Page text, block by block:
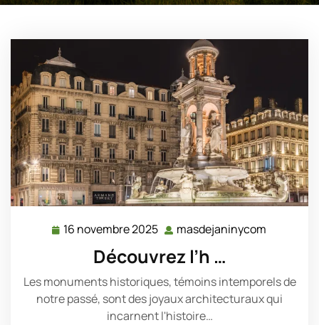
16 novembre 2025 16
novembre
2025
masdejaninycom
Découvrez l’h …
Les monuments historiques, témoins intemporels de
notre passé, sont des joyaux architecturaux qui
incarnent l'histoire…